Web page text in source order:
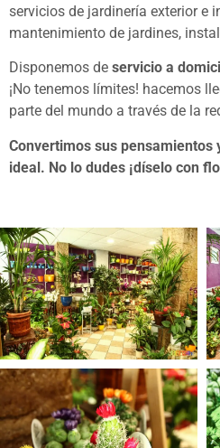
servicios de jardinería exterior e
mantenimiento de jardines,
Disponemos de servicio a
¡No tenemos límites! hacemos
parte del mundo a través de la
Convertimos sus pensamientos
ideal. No lo dudes ¡díselo con